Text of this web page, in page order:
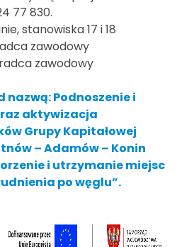
77 830.
stanowiska 17 i 18
zawodowy
zawodowy
Podnoszenie i
aktywizacja
Grupy Kapitałowej
– Adamów – Konin
i utrzymanie miejsc
po węglu”.